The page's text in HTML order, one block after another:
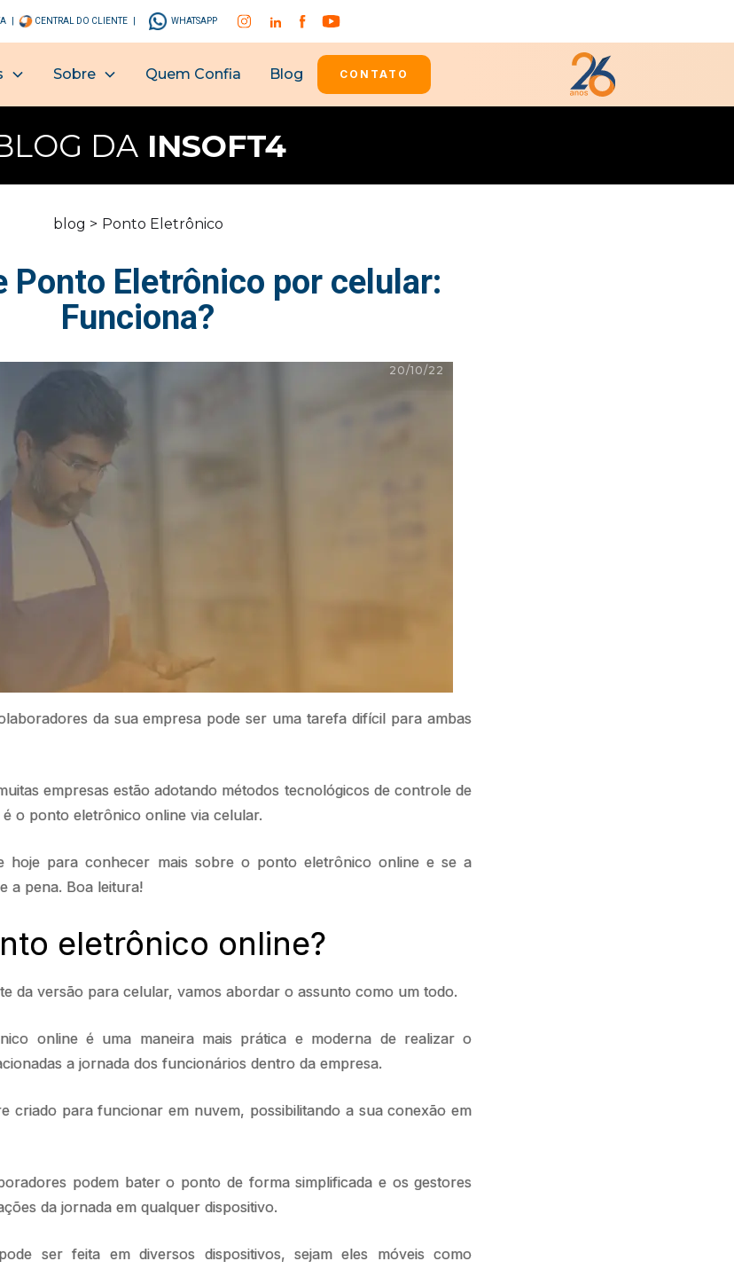
| CENTRAL DO CLIENTE | WHATSAPP
Sobre Quem Confia Blog CONTATO
DAINSOFT4
blog > Ponto Eletrônico
Ponto Eletrônico por celular:
Funciona?
20/10/22
da sua empresa pode ser uma tarefa difícil para ambas
empresas estão adotando métodos tecnológicos de controle de
o ponto eletrônico online via celular.
hoje para conhecer mais sobre o ponto eletrônico online e se a
a pena. Boa leitura!
eletrônico online?
da versão para celular, vamos abordar o assunto como um todo.
online é uma maneira mais prática e moderna de realizar o
a jornada dos funcionários dentro da empresa.
criado para funcionar em nuvem, possibilitando a sua conexão em
podem bater o ponto de forma simplificada e os gestores
da jornada em qualquer dispositivo.
ser feita em diversos dispositivos, sejam eles móveis como